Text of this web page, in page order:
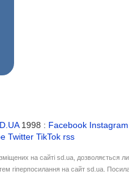
1998 : Facebook Instagram
Twitter TikTok rss
на сайті sd.ua, дозволяється
гіперпосилання на сайт sd.ua.